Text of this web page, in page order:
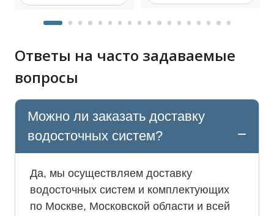
Ответы на часто задаваемые
вопросы
Можно ли заказать доставку
водосточных систем?
Да, мы осуществляем доставку
водосточных систем и комплектующих
по Москве, Московской области и всей